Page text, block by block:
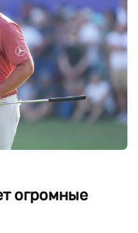
огромные